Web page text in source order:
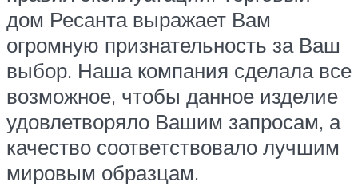
дом Ресанта выражает Вам
огромную признательность за Ваш
выбор. Наша компания сделала все
возможное, чтобы данное изделие
удовлетворяло Вашим запросам, а
качество соответствовало лучшим
мировым образцам.